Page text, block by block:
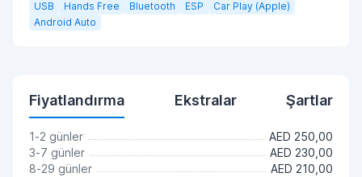
USB
Hands Free Bluetooth ESP
Car Play (Apple)
Android Auto
Fiyatlandırma Ekstralar Şartlar
1-2 günler
AED 250,00
3-7 günler
AED 230,00
8-29 günler
AED 210,00